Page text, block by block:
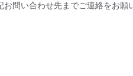
お問い合わせ先までご連絡をお願